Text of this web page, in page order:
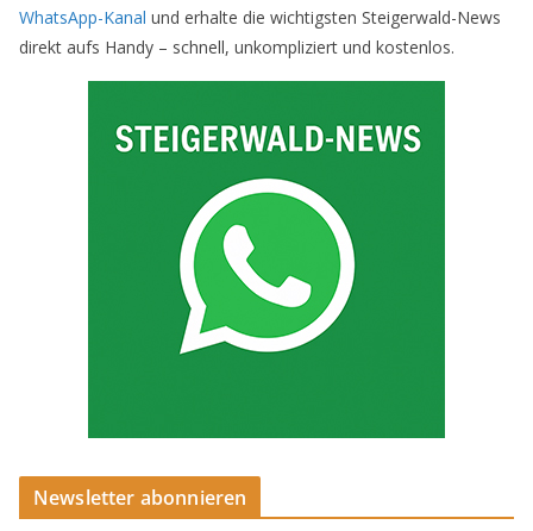
WhatsApp-Kanal und erhalte die wichtigsten Steigerwald-News
direkt aufs Handy – schnell, unkompliziert und kostenlos.
Newsletter abonnieren